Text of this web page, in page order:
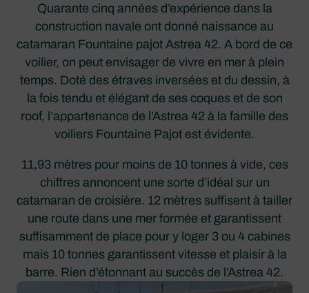
Quarante cinq années d’expérience dans la
construction navale ont donné naissance au
catamaran Fountaine pajot Astrea 42. A bord de ce
voilier, on peut envisager de vivre en mer à plein
temps. Doté des étraves inversées et du dessin, à
la fois tendu et élégant de ses coques et de son
roof, l’appartenance de l’Astrea 42 à la famille des
voiliers Fountaine Pajot est évidente.
11,93 mètres pour moins de 10 tonnes à vide, ces
chiffres annoncent une sorte d’idéal sur un
catamaran de croisière. 12 mètres suffisent à tailler
une route dans une mer formée et garantissent
suffisamment de place pour y loger 3 ou 4 cabines
mais 10 tonnes garantissent vitesse et plaisir à la
barre. Rien d’étonnant au succès de l’Astrea 42.